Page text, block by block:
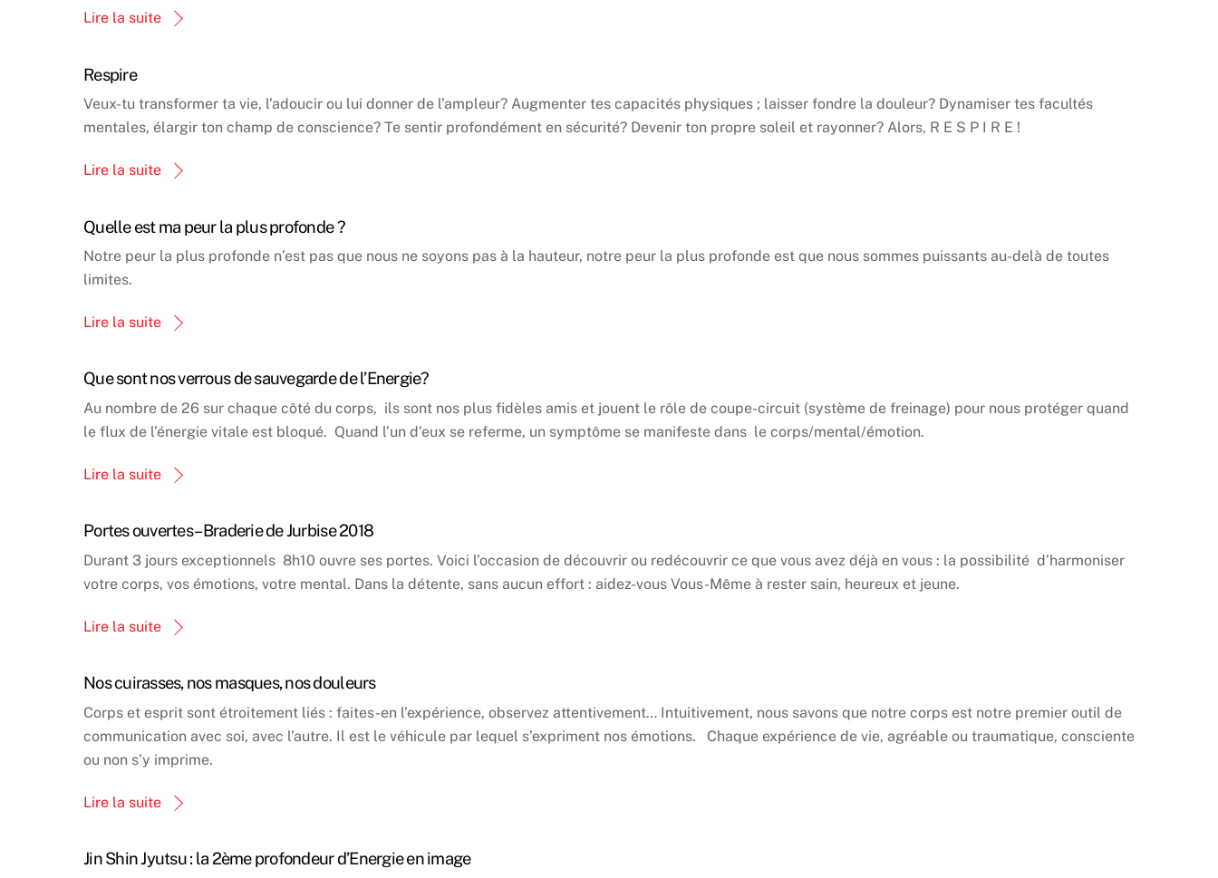
Lire la suite
Respire
Veux-tu transformer ta vie, l’adoucir ou lui donner de l’ampleur? Augmenter tes capacités physiques ; laisser fondre la douleur? Dynamiser tes facultés
mentales, élargir ton champ de conscience? Te sentir profondément en sécurité? Devenir ton propre soleil et rayonner? Alors, R E S P I R E !
Lire la suite
Quelle est ma peur la plus profonde ?
Notre peur la plus profonde n’est pas que nous ne soyons pas à la hauteur, notre peur la plus profonde est que nous sommes puissants au-delà de toutes
limites.
Lire la suite
Que sont nos verrous de sauvegarde de l’Energie?
Au nombre de 26 sur chaque côté du corps, ils sont nos plus fidèles amis et jouent le rôle de coupe-circuit (système de freinage) pour nous protéger quand
le flux de l’énergie vitale est bloqué. Quand l’un d’eux se referme, un symptôme se manifeste dans le corps/mental/émotion.
Lire la suite
Portes ouvertes – Braderie de Jurbise 2018
Durant 3 jours exceptionnels 8h10 ouvre ses portes. Voici l’occasion de découvrir ou redécouvrir ce que vous avez déjà en vous : la possibilité d’harmoniser
votre corps, vos émotions, votre mental. Dans la détente, sans aucun effort : aidez-vous Vous-Même à rester sain, heureux et jeune.
Lire la suite
Nos cuirasses, nos masques, nos douleurs
Corps et esprit sont étroitement liés : faites-en l’expérience, observez attentivement… Intuitivement, nous savons que notre corps est notre premier outil de
communication avec soi, avec l’autre. Il est le véhicule par lequel s’expriment nos émotions. Chaque expérience de vie, agréable ou traumatique, consciente
ou non s’y imprime.
Lire la suite
Jin Shin Jyutsu : la 2ème profondeur d’Energie en image